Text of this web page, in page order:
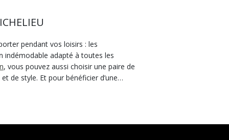
pendant vos loisirs : les
indémodable adapté à toutes les
, vous pouvez aussi choisir une paire de
de style. Et pour bénéficier d’une
un confort supérieur tout au long de
En hiver, avec une paire de